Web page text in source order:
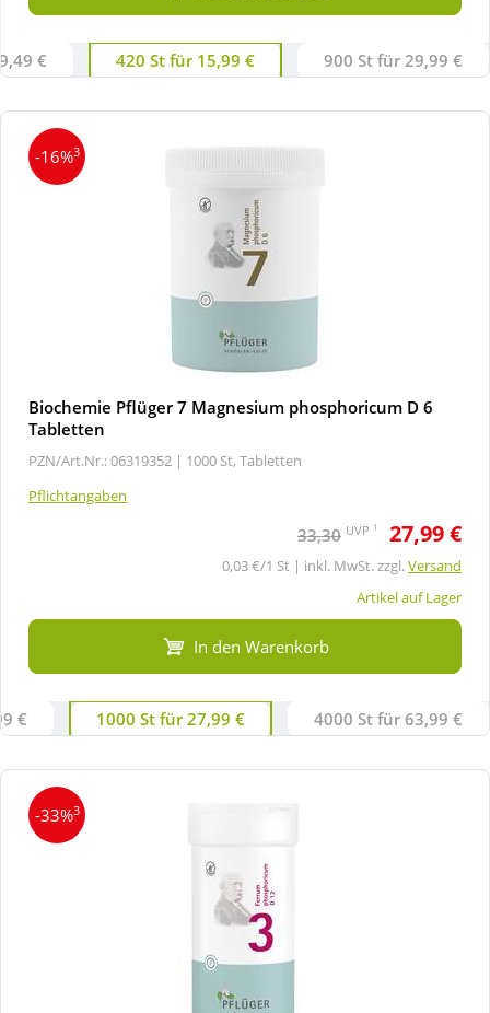
Wellness
€ 420 St für 15,99 € 900 St für 29,99 €
-16%3
Biochemie Pflüger 7 Magnesium phosphoricum D 6
Tabletten
PZN/Art.Nr.: 06319352 | 1000 St, Tabletten
Pflichtangaben
33,30 UVP 1 27,99 €
0,03 €/1 St | inkl. MwSt. zzgl.Versand
Artikel auf Lager
In den Warenkorb
€ 1000 St für 27,99 € 4000 St für 63,99 €
-33%3